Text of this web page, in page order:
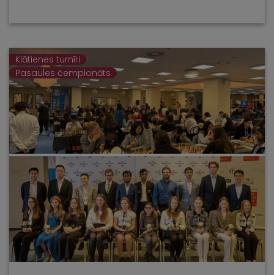
Klātienes turnīri
Pasaules čempionāts